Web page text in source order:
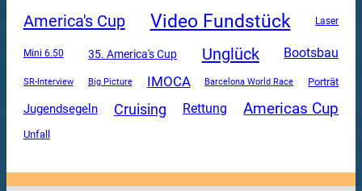
America's Cup Video Fundstück Laser
Mini 6.50 35. America's Cup Unglück Bootsbau
SR-Interview Big Picture IMOCA Barcelona World Race Porträt
Jugendsegeln Cruising Rettung Americas Cup
Unfall